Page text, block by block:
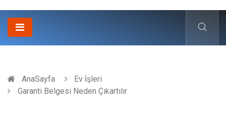
AnaSayfa
Ev İşleri
Garanti Belgesi Neden Çıkartılır